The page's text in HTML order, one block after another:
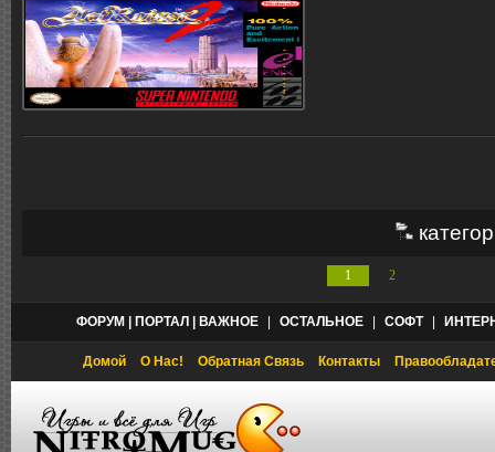
1 2
ФОРУМ | ПОРТАЛ | ВАЖНОЕ ОСТАЛЬНОЕ СОФТ
Домой О Нас! Обратная Связь Контакты